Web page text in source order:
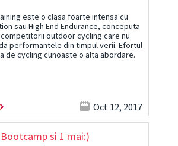
este o clasa foarte intensa cu
sau High End Endurance, conceputa
outdoor cycling care nu
performantele din timpul verii. Efortul
de cycling cunoaste o alta abordare.
Oct 12, 2017
Bootcamp si 1 mai:)